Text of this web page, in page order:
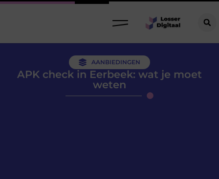
AANBIEDINGEN
APK check in Eerbeek: wat je moet
weten